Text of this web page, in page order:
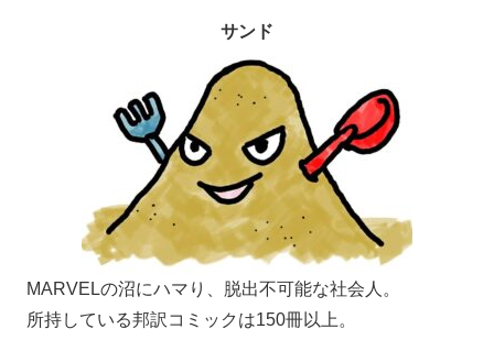
サンド
MARVELの沼にハマり、脱出不可能な社会人。
所持している邦訳コミックは150冊以上。